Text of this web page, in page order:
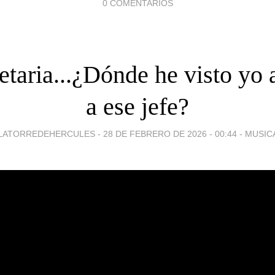
0 COMENTARIOS
he visto yo
a ese jefe?
- 28 DE FEBRERO DE 2026 - 00:44 -